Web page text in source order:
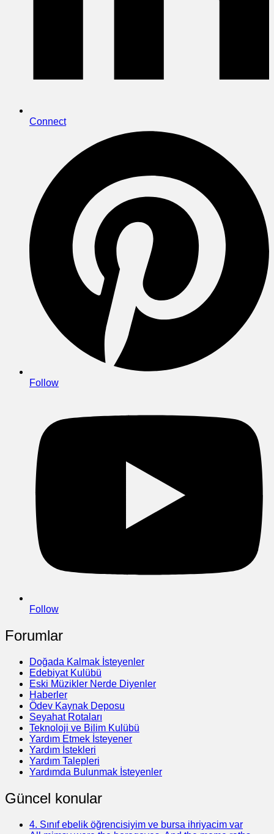
Connect
Follow
Follow
Forumlar
Doğada Kalmak İsteyenler
Edebiyat Kulübü
Eski Müzikler Nerde Diyenler
Haberler
Ödev Kaynak Deposu
Seyahat Rotaları
Teknoloji ve Bilim Kulübü
Yardım Etmek İsteyener
Yardım İstekleri
Yardım Talepleri
Yardımda Bulunmak İsteyenler
Güncel konular
4. Sınıf ebelik öğrencisiyim ve bursa ihriyacim var